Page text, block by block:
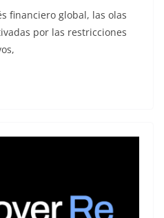
financiero global, las olas
por las restricciones